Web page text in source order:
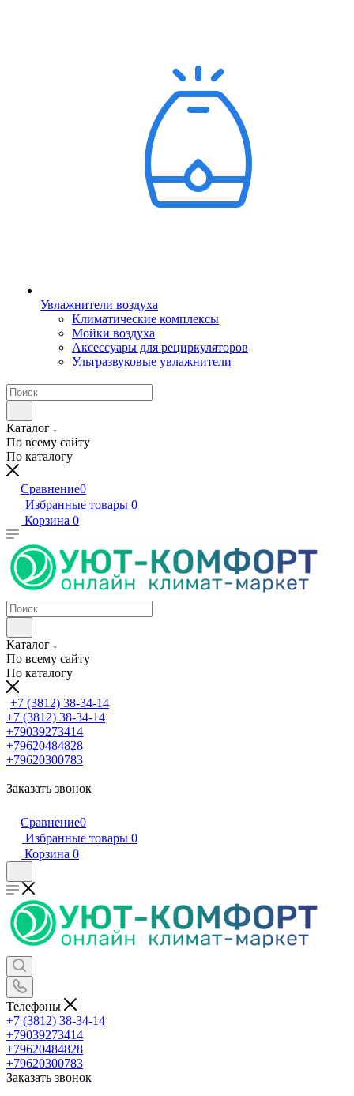
Увлажнители воздуха
Климатические комплексы
Мойки воздуха
Аксессуары для рециркуляторов
Ультразвуковые увлажнители
Каталог
По всему сайту
По каталогу
Сравнение0
Избранные товары 0
Корзина 0
Каталог
По всему сайту
По каталогу
+7 (3812) 38-34-14
+7 (3812) 38-34-14
+79039273414
+79620484828
+79620300783
Заказать звонок
Сравнение0
Избранные товары 0
Корзина 0
Телефоны
+7 (3812) 38-34-14
+79039273414
+79620484828
+79620300783
Заказать звонок